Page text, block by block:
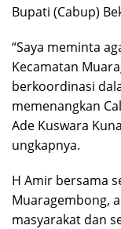
Bupati (Cabup)
“Saya meminta
Kecamatan
berkoordinasi
memenangkan
Ade Kuswara
ungkapnya.
H Amir bersama
Muaragembong,
masyarakat dan